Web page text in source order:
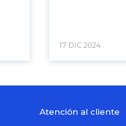
17 DIC 2024
Atención al cliente